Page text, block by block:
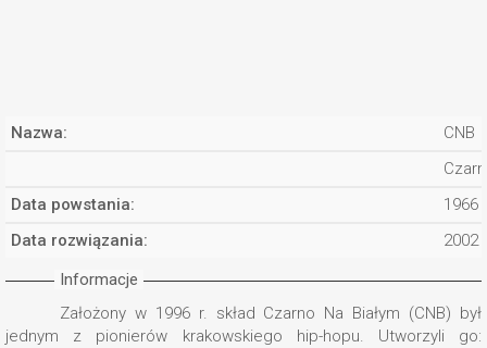
Nazwa:
CNB
Data powstania:
1966
Data rozwiązania:
2002
Informacje
Założony w 1996 r. skład Czarno Na Białym (CNB) był
jednym z pionierów krakowskiego hip-hopu. Utworzyli go: